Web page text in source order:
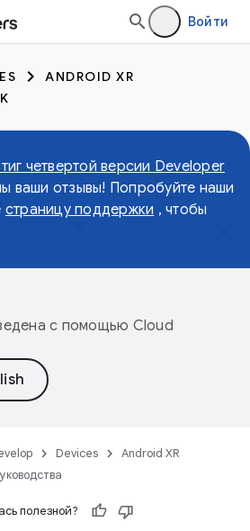
Войти
ANDROID XR
четвертой версии Developer
ваши отзывы! Попробуйте наши
страницу поддержки , чтобы
с помощью Cloud
Devices
Android XR
полезной?